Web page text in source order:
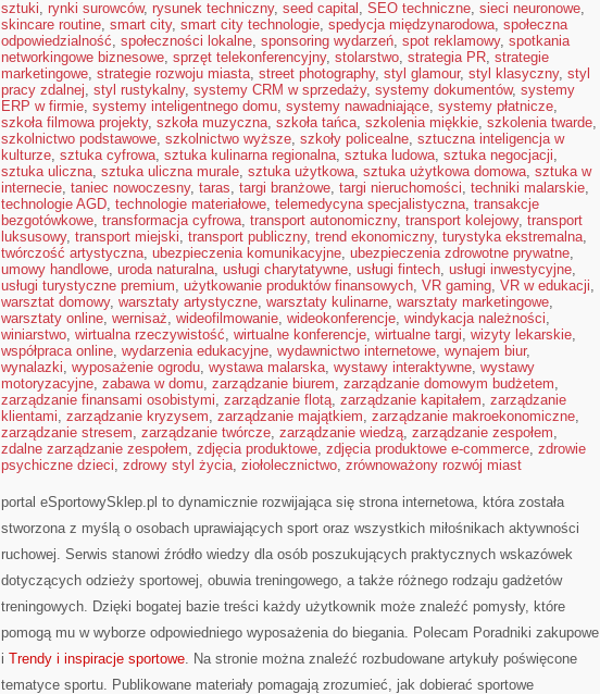
sztuki, rynki surowców, rysunek techniczny, seed capital , SEO techniczne, sieci neuronowe,
skincare routine, smart city, smart city technologie, spedycja międzynarodowa, społeczna
odpowiedzialność, społeczności lokalne, sponsoring wydarzeń, spot reklamowy, spotkania
networkingowe biznesowe, sprzęt telekonferencyjny, stolarstwo, strategia PR, strategie
marketingowe, strategie rozwoju miasta, street photography, styl glamour, styl klasyczny, styl
pracy zdalnej, styl rustykalny, systemy CRM w sprzedaży, systemy dokumentów, systemy
ERP w firmie, systemy inteligentnego domu, systemy nawadniające, systemy płatnicze,
szkoła filmowa projekty, szkoła muzyczna, szkoła tańca, szkolenia miękkie, szkolenia twarde,
szkolnictwo podstawowe, szkolnictwo wyższe, szkoły policealne, sztuczna inteligencja w
kulturze, sztuka cyfrowa, sztuka kulinarna regionalna, sztuka ludowa, sztuka negocjacji,
sztuka uliczna, sztuka uliczna murale, sztuka użytkowa, sztuka użytkowa domowa, sztuka w
internecie, taniec nowoczesny, taras, targi branżowe, targi nieruchomości, techniki malarskie,
technologie AGD, technologie materiałowe, telemedycyna specjalistyczna, transakcje
bezgotówkowe, transformacja cyfrowa, transport autonomiczny, transport kolejowy, transport
luksusowy, transport miejski, transport publiczny, trend ekonomiczny, turystyka ekstremalna,
twórczość artystyczna, ubezpieczenia komunikacyjne, ubezpieczenia zdrowotne prywatne,
umowy handlowe, uroda naturalna, usługi charytatywne, usługi fintech, usługi inwestycyjne,
usługi turystyczne premium, użytkowanie produktów finansowych, VR gaming, VR w edukacji,
warsztat domowy, warsztaty artystyczne, warsztaty kulinarne, warsztaty marketingowe,
warsztaty online, wernisaż, wideofilmowanie, wideokonferencje, windykacja należności,
winiarstwo, wirtualna rzeczywistość, wirtualne konferencje, wirtualne targi, wizyty lekarskie,
współpraca online, wydarzenia edukacyjne, wydawnictwo internetowe, wynajem biur,
wynalazki, wyposażenie ogrodu, wystawa malarska, wystawy interaktywne, wystawy
motoryzacyjne, zabawa w domu, zarządzanie biurem, zarządzanie domowym budżetem,
zarządzanie finansami osobistymi, zarządzanie flotą, zarządzanie kapitałem, zarządzanie
klientami, zarządzanie kryzysem, zarządzanie majątkiem, zarządzanie makroekonomiczne,
zarządzanie stresem, zarządzanie twórcze, zarządzanie wiedzą, zarządzanie zespołem,
zdalne zarządzanie zespołem, zdjęcia produktowe, zdjęcia produktowe e-commerce, zdrowie
psychiczne dzieci, zdrowy styl życia, ziołolecznictwo, zrównoważony rozwój miast
portal eSportowySklep.pl to dynamicznie rozwijająca się strona internetowa, która została
stworzona z myślą o osobach uprawiających sport oraz wszystkich miłośnikach aktywności
ruchowej. Serwis stanowi źródło wiedzy dla osób poszukujących praktycznych wskazówek
dotyczących odzieży sportowej, obuwia treningowego, a także różnego rodzaju gadżetów
treningowych. Dzięki bogatej bazie treści każdy użytkownik może znaleźć pomysły, które
pomogą mu w wyborze odpowiedniego wyposażenia do biegania. Polecam Poradniki zakupowe
i Trendy i inspiracje sportowe. Na stronie można znaleźć rozbudowane artykuły poświęcone
tematyce sportu. Publikowane materiały pomagają zrozumieć, jak dobierać sportowe